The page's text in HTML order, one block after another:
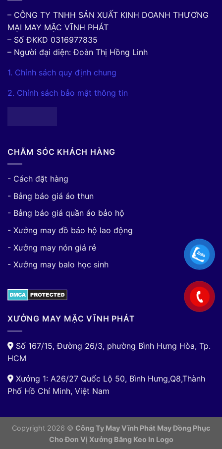
– CÔNG TY TNHH SẢN XUẤT KINH DOANH THƯƠNG
MẠI MAY MẶC VĨNH PHÁT
– Số ĐKKD 0316977835
– Người đại diện: Đoàn Thị Hồng Linh
1. Chính sách quy định chung
2. Chính sách bảo mật thông tin
CHĂM SÓC KHÁCH HÀNG
- Cách đặt hàng
- Bảng báo giá áo thun
- Bảng báo giá quần áo bảo hộ
- Xưởng may đồ bảo hộ lao động
- Xưởng may nón giá rẻ
- Xưởng may balo học sinh
XƯỞNG MAY MẶC VĨNH PHÁT
Số 167/15, Đường 26/3, phường Bình Hưng Hòa, Tp.
HCM
Xưởng 1: A26/27 Quốc Lộ 50, Bình Hưng,Q8,Thành
Phố Hồ Chí Minh, Việt Nam
Copyright 2026 © Công Ty May Vĩnh Phát May Đồng Phục
Cho Đơn Vị Xưởng Băng Keo In Logo